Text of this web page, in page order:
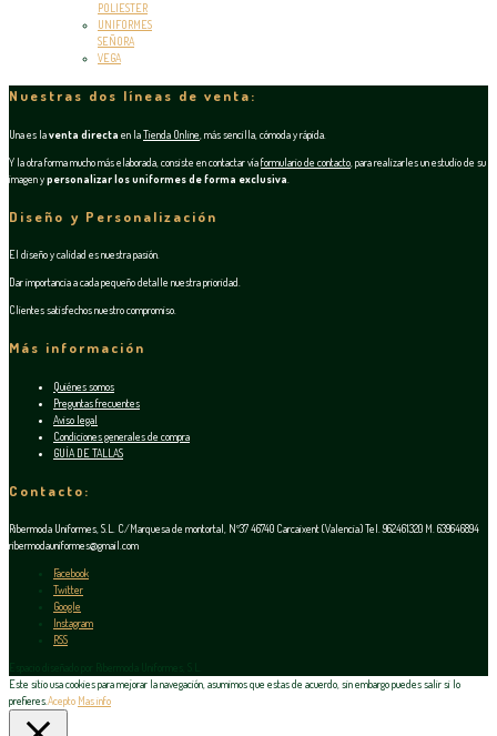
POLIESTER
UNIFORMES
SEÑORA
VEGA
Nuestras dos líneas de venta:
Una es laventa directa en laTienda Online , más sencilla, cómoda y rápida.
Y la otra forma mucho más elaborada, consiste en contactar víaformulario de contacto , para realizarles un estudio de su
imagen ypersonalizar los uniformes de forma exclusiva
Diseño y Personalización
El diseño y calidad es nuestra pasión.
Dar importancia a cada pequeño detalle nuestra prioridad.
Clientes satisfechos nuestro compromiso.
Más información
Quiénes somos
Preguntas frecuentes
Aviso legal
Condiciones generales de compra
GUÍA DE TALLAS
Contacto:
Ribermoda Uniformes, S.L. C/Marquesa de montortal, Nº37 46740 Carcaixent (Valencia) Tel. 962461320 M. 639646894
ribermodauniformes@gmail.com
Facebook
Twitter
Google
Instagram
RSS
Este sitio usa cookies para mejorar la navegación, asumimos que estas de acuerdo, sin embargo puedes salir si lo
prefieres.Acepto Mas info